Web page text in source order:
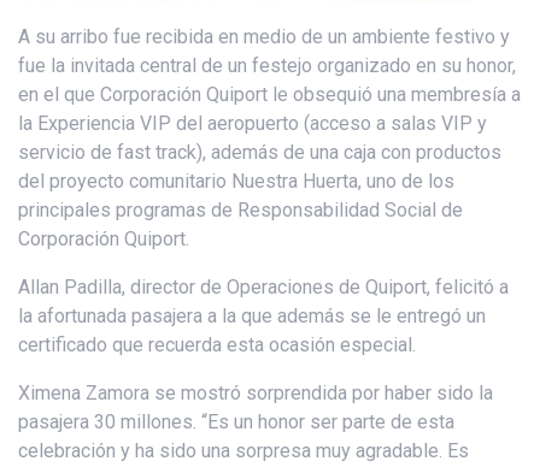
A su arribo fue recibida en medio de un ambiente festivo y
fue la invitada central de un festejo organizado en su honor,
en el que Corporación Quiport le obsequió una membresía a
la Experiencia VIP del aeropuerto (acceso a salas VIP y
servicio de fast track), además de una caja con productos
del proyecto comunitario Nuestra Huerta, uno de los
principales programas de Responsabilidad Social de
Corporación Quiport.
Allan Padilla, director de Operaciones de Quiport, felicitó a
la afortunada pasajera a la que además se le entregó un
certificado que recuerda esta ocasión especial.
Ximena Zamora se mostró sorprendida por haber sido la
pasajera 30 millones. “Es un honor ser parte de esta
celebración y ha sido una sorpresa muy agradable. Es